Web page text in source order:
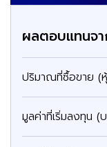
ผลตอบแทนจ
ปริมาณที่ซื้อขาย (
มูลค่าที่เริ่มลงทุน (